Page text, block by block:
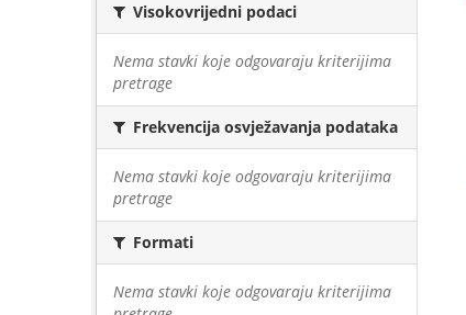
Visokovrijedni podaci
Nema stavki koje odgovaraju kriterijima
pretrage
Frekvencija osvježavanja podataka
Nema stavki koje odgovaraju kriterijima
pretrage
Formati
Nema stavki koje odgovaraju kriterijima